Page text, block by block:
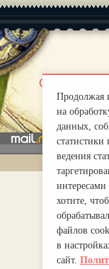
О нас
Продолжая
на
данных,
статистики
ведения
хотите,
файлов
в
сайт.